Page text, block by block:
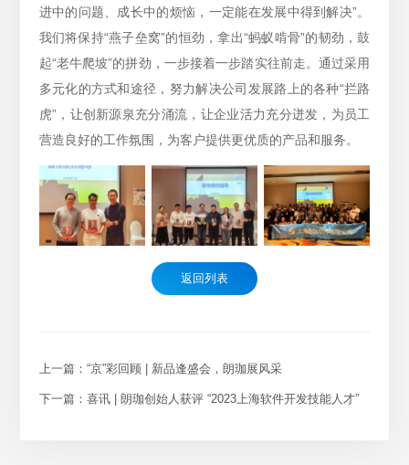
进中的问题、成长中的烦恼，一定能在发展中得到解决”。
我们将保持“燕子垒窝”的恒劲，拿出“蚂蚁啃骨”的韧劲，鼓
起“老牛爬坡”的拼劲，一步接着一步踏实往前走。通过采用
多元化的方式和途径，努力解决公司发展路上的各种“拦路
虎”，让创新源泉充分涌流，让企业活力充分迸发，为员工
营造良好的工作氛围，为客户提供更优质的产品和服务。
返回列表
上一篇：“京”彩回顾 | 新品逢盛会，朗珈展风采
下一篇：喜讯 | 朗珈创始人获评 “2023上海软件开发技能人才”